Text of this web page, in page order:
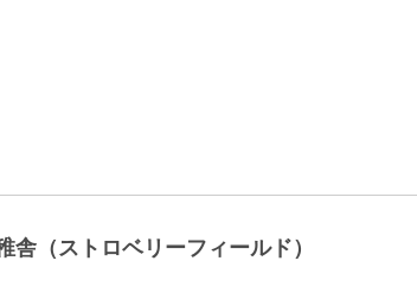
（ストロベリーフィールド）